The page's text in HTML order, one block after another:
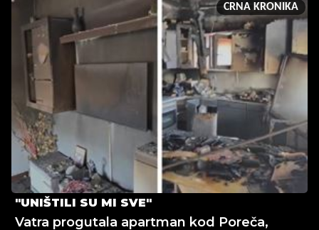
CRNA KRONIKA
"UNIŠTILI SU MI SVE"
Vatra progutala apartman kod Poreča,